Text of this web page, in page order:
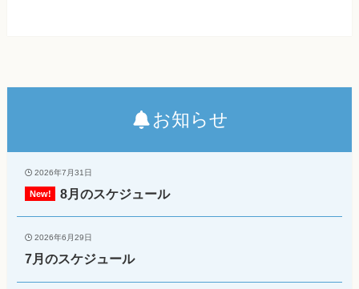
お知らせ
2026年7月31日
8月のスケジュール
2026年6月29日
7月のスケジュール